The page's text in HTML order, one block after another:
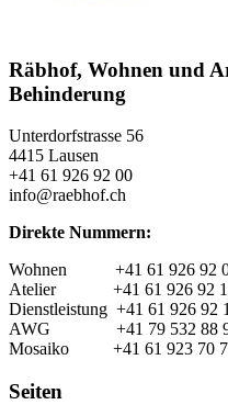
Räbhof, Wohnen und
Behinderung
Unterdorfstrasse 56
4415 Lausen
+41 61 926 92 00
info@raebhof.ch
Direkte Nummern:
Wohnen +41 61 926 92
Atelier +41 61 926 92
Dienstleistung +41 61 926 92
AWG +41 79 532 88
Mosaiko +41 61 923 70
Seiten